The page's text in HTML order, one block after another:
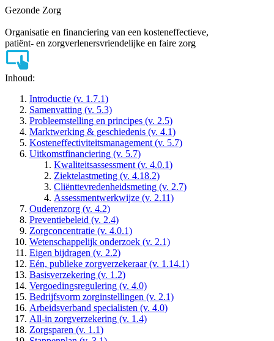
Gezonde Zorg
Organisatie en financiering van een kosteneffectieve,
patiënt- en zorgverlenersvriendelijke en faire zorg
Inhoud:
Introductie (v. 1.7.1)
Samenvatting (v. 5.3)
Probleemstelling en principes (v. 2.5)
Marktwerking & geschiedenis (v. 4.1)
Kosteneffectiviteitsmanagement (v. 5.7)
Uitkomstfinanciering (v. 5.7)
Kwaliteitsassessment (v. 4.0.1)
Ziektelastmeting (v. 4.18.2)
Cliënttevredenheidsmeting (v. 2.7)
Assessmentwerkwijze (v. 2.11)
Ouderenzorg (v. 4.2)
Preventiebeleid (v. 2.4)
Zorgconcentratie (v. 4.0.1)
Wetenschappelijk onderzoek (v. 2.1)
Eigen bijdragen (v. 2.2)
Eén, publieke zorgverzekeraar(v. 1.14.1)
Basisverzekering (v. 1.2)
Vergoedingsregulering (v. 4.0)
Bedrijfsvorm zorginstellingen (v. 2.1)
Arbeidsverband specialisten (v. 4.0)
All-in zorgverzekering (v. 1.4)
Zorgsparen (v. 1.1)